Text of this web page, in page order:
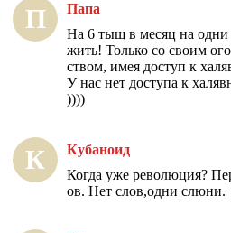
П Папа
На 6 тыщ в месяц на
жить! Только со своим
ством, имея доступ к
У нас нет доступа к
))))
К Кубаноид
Когда уже революция?
ов. Нет слов,одни слюни.